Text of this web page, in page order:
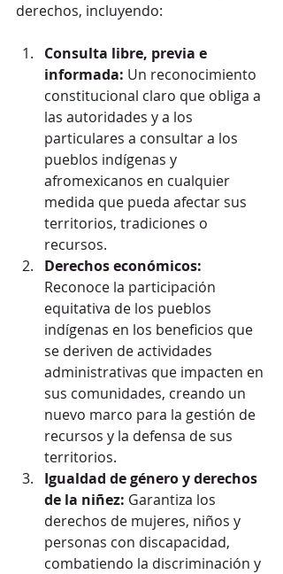
derechos, incluyendo:
Consulta libre, previa e
informada: Un reconocimiento
constitucional claro que obliga a
las autoridades y a los
particulares a consultar a los
pueblos indígenas y
afromexicanos en cualquier
medida que pueda afectar sus
territorios, tradiciones o
recursos.
Derechos económicos:
Reconoce la participación
equitativa de los pueblos
indígenas en los beneficios que
se deriven de actividades
administrativas que impacten en
sus comunidades, creando un
nuevo marco para la gestión de
recursos y la defensa de sus
territorios.
Igualdad de género y derechos
de la niñez: Garantiza los
derechos de mujeres, niños y
personas con discapacidad,
combatiendo la discriminación y